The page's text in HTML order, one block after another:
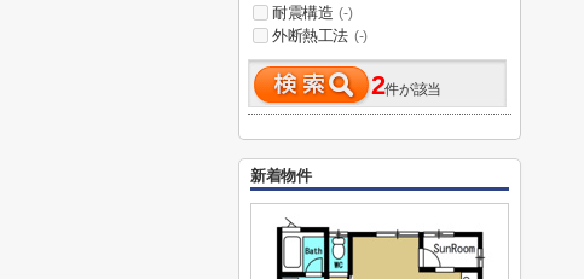
耐震構造 (-)
外断熱工法 (-)
2件が該当
新着物件